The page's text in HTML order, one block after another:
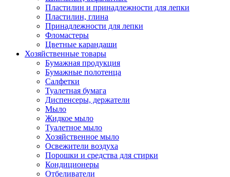
Пластилин и принадлежности для лепки
Пластилин, глина
Принадлежности для лепки
Фломастеры
Цветные карандаши
Хозяйственные товары
Бумажная продукция
Бумажные полотенца
Салфетки
Туалетная бумага
Диспенсеры, держатели
Мыло
Жидкое мыло
Туалетное мыло
Хозяйственное мыло
Освежители воздуха
Порошки и средства для стирки
Кондиционеры
Отбеливатели